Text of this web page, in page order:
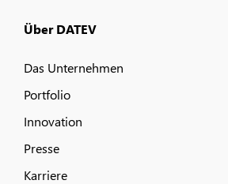
Über DATEV
Das Unternehmen
Portfolio
Innovation
Presse
Karriere